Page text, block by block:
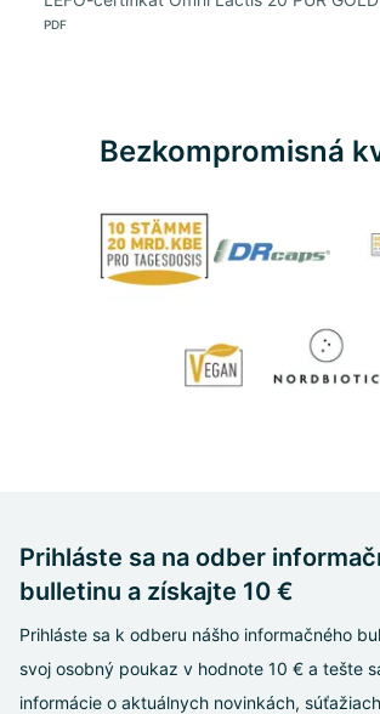
PDF
Bezkompromisná
Prihláste sa na odber
bulletinu a získajte 10 €
Prihláste sa k odberu nášho informačného
svoj osobný poukaz v hodnote 10 € a tešte
informácie o aktuálnych novinkách,